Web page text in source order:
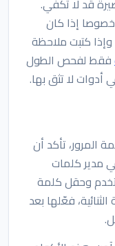
خصوصا إذا كان
كتبت ملاحظة
فقط لفحص الطول
لا تثق بها.
المرور، تأكد أن
مدير كلمات
وحقل كلمة
فعّلها بعد